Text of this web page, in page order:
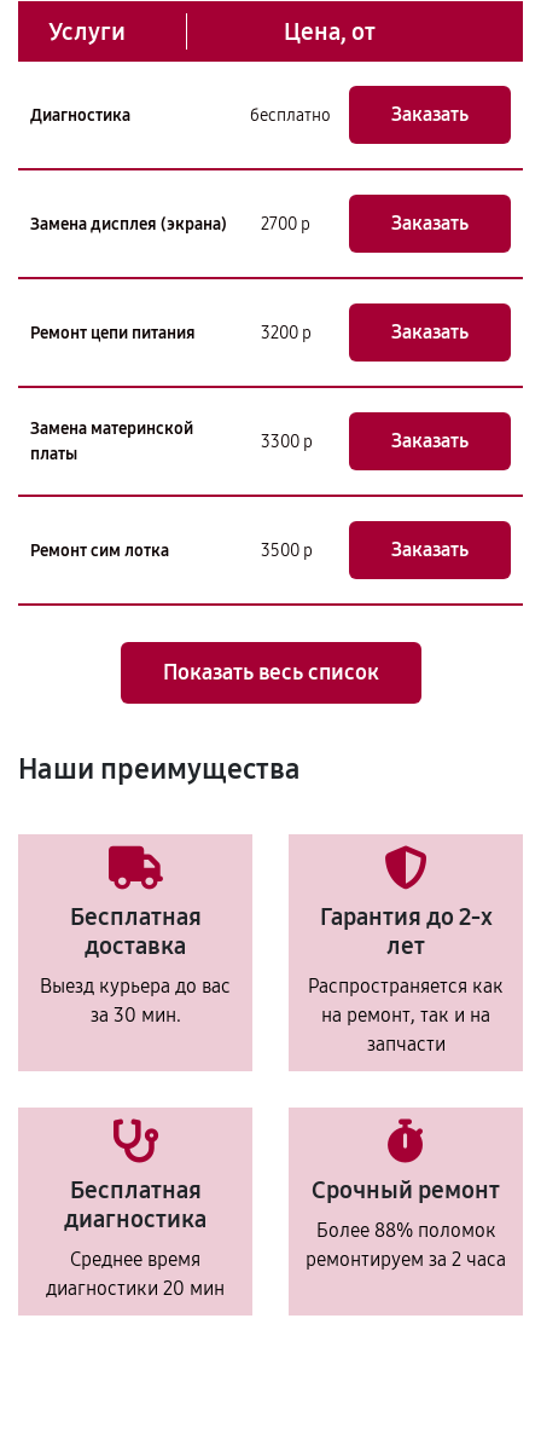
Услуги Цена, от
Диагностика бесплатно Заказать
Замена дисплея (экрана) 2700 р Заказать
Ремонт цепи питания 3200 р Заказать
Замена материнской
платы
3300 р Заказать
Ремонт сим лотка 3500 р Заказать
Показать весь список
Наши преимущества
Бесплатная
доставка
Выезд курьера до вас
за 30 мин.
Гарантия до 2-х
лет
Распространяется как
на ремонт, так и на
запчасти
Бесплатная
диагностика
Среднее время
диагностики 20 мин
Срочный ремонт
Более 88% поломок
ремонтируем за 2 часа